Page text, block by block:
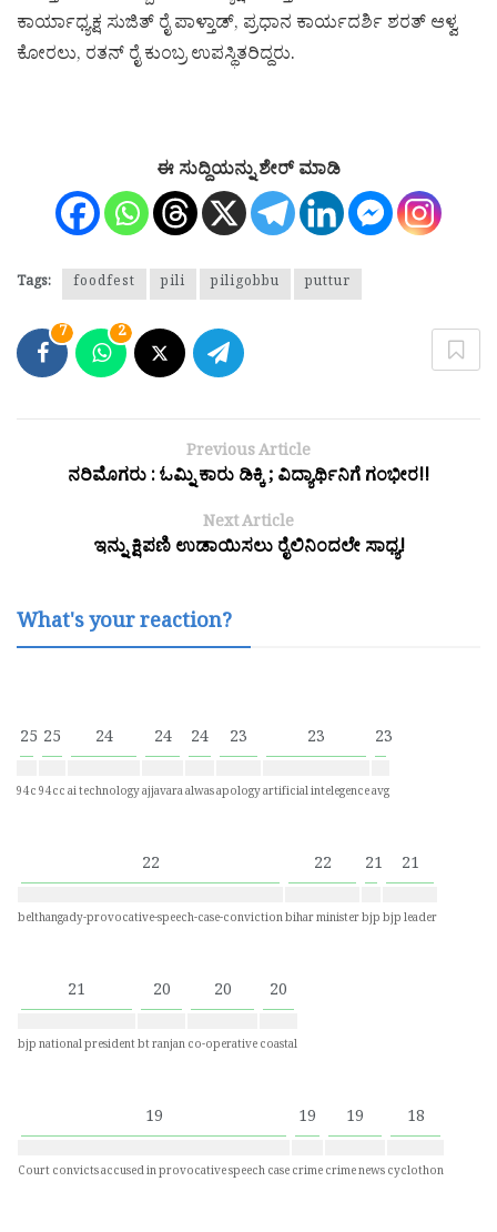
ಕಾರ್ಯಾಧ್ಯಕ್ಷ ಸುಜಿತ್ ರೈ ಪಾಳ್ತಾಡ್, ಪ್ರಧಾನ ಕಾರ್ಯದರ್ಶಿ ಶರತ್ ಆಳ್ವ
ಕೋರಲು, ರತನ್ ರೈ ಕುಂಬ್ರ ಉಪಸ್ಥಿತರಿದ್ದರು.
ಈ ಸುದ್ದಿಯನ್ನು ಶೇರ್ ಮಾಡಿ
Tags: foodfest pili piligobbu puttur
7 2
Previous Article
ನರಿಮೊಗರು : ಓಮ್ನಿ ಕಾರು ಡಿಕ್ಕಿ ; ವಿದ್ಯಾರ್ಥಿನಿಗೆ ಗಂಭೀರ!!
Next Article
ಇನ್ನು ಕ್ಷಿಪಣಿ ಉಡಾಯಿಸಲು ರೈಲಿನಿಂದಲೇ ಸಾಧ್ಯ!
What's your reaction?
25
94c
25
94cc
24
ai technology
24
ajjavara
24
alwas
23
apology
23
artificial intelegence
23
avg
22
belthangady-provocative-speech-case-conviction
22
bihar minister
21
bjp
21
bjp leader
21
bjp national president
20
bt ranjan
20
co-operative
20
coastal
19
Court convicts accused in provocative speech case
19
crime
19
crime news
18
cyclothon